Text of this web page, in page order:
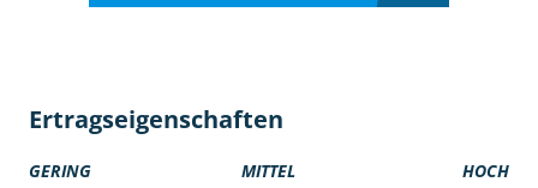
Ertragseigenschaften
GERING MITTEL HOCH